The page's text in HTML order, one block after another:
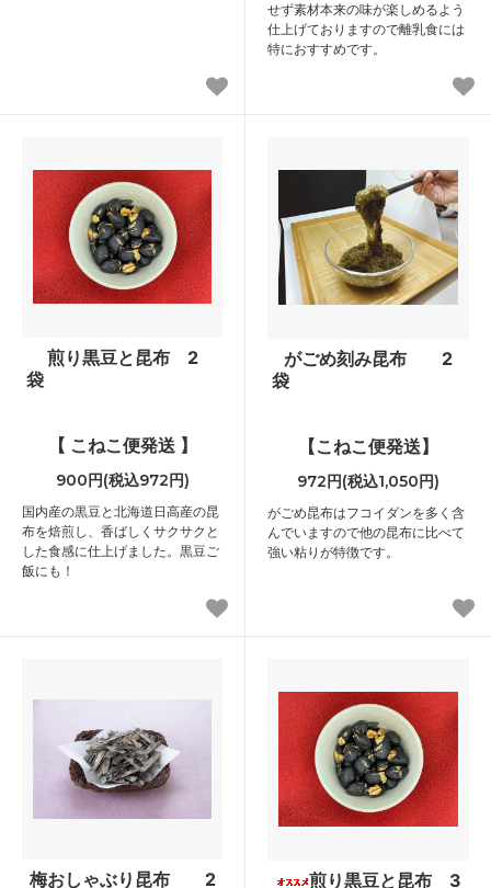
せず素材本来の味が楽しめるよう
仕上げておりますので離乳食には
特におすすめです。
煎り黒豆と昆布 2
袋
【 こねこ便発送 】
900円(税込972円)
国内産の黒豆と北海道日高産の昆
布を焙煎し、香ばしくサクサクと
した食感に仕上げました。黒豆ご
飯にも！
がごめ刻み昆布 2
袋
【こねこ便発送】
972円(税込1,050円)
がごめ昆布はフコイダンを多く含
んでいますので他の昆布に比べて
強い粘りが特徴です。
梅おしゃぶり昆布 2
煎り黒豆と昆布 3